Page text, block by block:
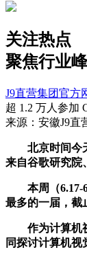
关注热点
聚焦行业
J9直营集团官方
超 1.2 万人参加
来源：安徽J9直
北京时间今天
来自谷歌研究院
本周（6.17-
最多的一届，截
作为计算机视
同探讨计算机视